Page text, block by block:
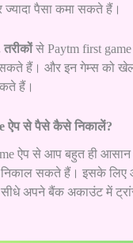
पैसा कमा सकते हैं।
तरीकोंसे Paytm first game
हैं। और इन गेम्स को
हैं।
ऐप से पैसे कैसे निकालें?
ऐप से आप बहुत ही
निकाल सकते हैं। इसके लिए
सीधे अपने बैंक अकाउंट में